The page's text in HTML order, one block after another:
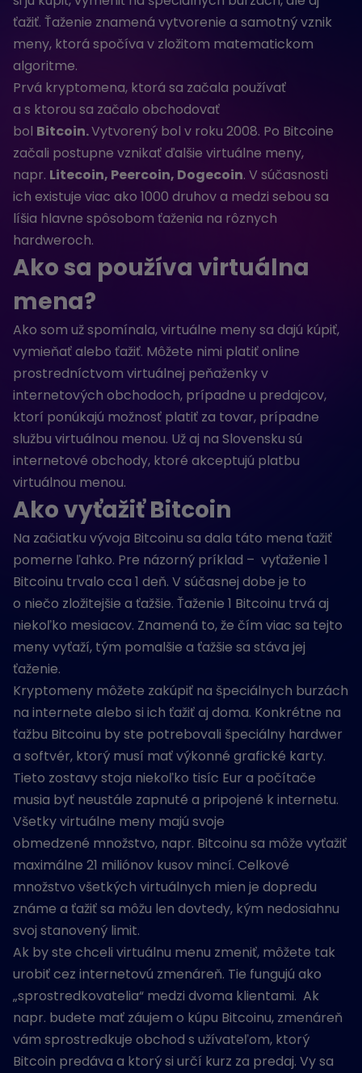
ťažiť. Ťaženie znamená vytvorenie a samotný vznik
meny, ktorá spočíva v zložitom matematickom
algoritme.
Prvá kryptomena, ktorá sa začala používať
a s ktorou sa začalo obchodovať
bol Bitcoin.Vytvorený bol v roku 2008. Po Bitcoine
začali postupne vznikať ďalšie virtuálne meny,
napr. Litecoin, Peercoin, Dogecoin. V súčasnosti
ich existuje viac ako 1000 druhov a medzi sebou sa
líšia hlavne spôsobom ťaženia na rôznych
hardweroch.
Ako sa používa virtuálna
mena?
Ako som už spomínala, virtuálne meny sa dajú kúpiť,
vymieňať alebo ťažiť. Môžete nimi platiť online
prostredníctvom virtuálnej peňaženky v
internetových obchodoch, prípadne u predajcov,
ktorí ponúkajú možnosť platiť za tovar, prípadne
službu virtuálnou menou. Už aj na Slovensku sú
internetové obchody, ktoré akceptujú platbu
virtuálnou menou.
Ako vyťažiť Bitcoin
Na začiatku vývoja Bitcoinu sa dala táto mena ťažiť
pomerne ľahko. Pre názorný príklad – vyťaženie 1
Bitcoinu trvalo cca 1 deň. V súčasnej dobe je to
o niečo zložitejšie a ťažšie. Ťaženie 1 Bitcoinu trvá aj
niekoľko mesiacov. Znamená to, že čím viac sa tejto
meny vyťaží, tým pomalšie a ťažšie sa stáva jej
ťaženie.
Kryptomeny môžete zakúpiť na špeciálnych burzách
na internete alebo si ich ťažiť aj doma. Konkrétne na
ťažbu Bitcoinu by ste potrebovali špeciálny hardwer
a softvér, ktorý musí mať výkonné grafické karty.
Tieto zostavy stoja niekoľko tisíc Eur a počítače
musia byť neustále zapnuté a pripojené k internetu.
Všetky virtuálne meny majú svoje
obmedzené množstvo, napr. Bitcoinu sa môže vyťažiť
maximálne 21 miliónov kusov mincí. Celkové
množstvo všetkých virtuálnych mien je dopredu
známe a ťažiť sa môžu len dovtedy, kým nedosiahnu
svoj stanovený limit.
Ak by ste chceli virtuálnu menu zmeniť, môžete tak
urobiť cez internetovú zmenáreň. Tie fungujú ako
„sprostredkovatelia“ medzi dvoma klientami. Ak
napr. budete mať záujem o kúpu Bitcoinu, zmenáreň
vám sprostredkuje obchod s užívateľom, ktorý
Bitcoin predáva a ktorý si určí kurz za predaj. Vy sa